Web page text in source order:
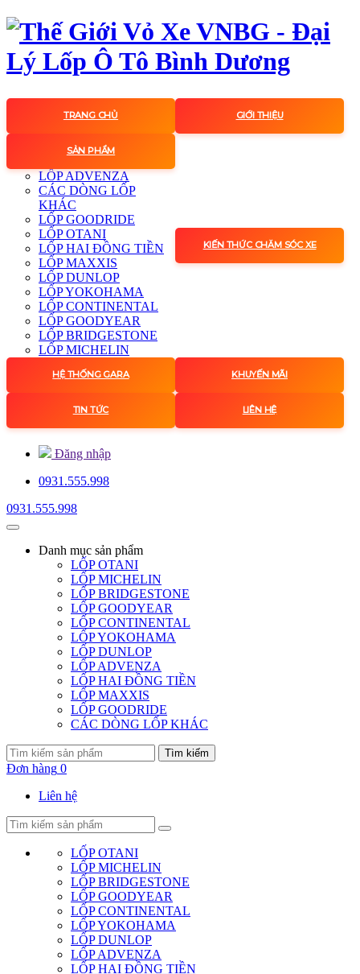
TRANG CHỦ GIỚI THIỆU
SẢN PHẨM
LỐP ADVENZA
CÁC DÒNG LỐP
KHÁC
LỐP GOODRIDE
LỐP OTANI
LỐP HAI ĐỒNG TIỀN
LỐP MAXXIS
LỐP DUNLOP
LỐP YOKOHAMA
LỐP CONTINENTAL
LỐP GOODYEAR
LỐP BRIDGESTONE
LỐP MICHELIN
KIẾN THỨC CHĂM SÓC XE
HỆ THỐNG GARA KHUYẾN MÃI
TIN TỨC LIÊN HỆ
Đăng nhập
0931.555.998
0931.555.998
Danh mục sản phẩm
LỐP OTANI
LỐP MICHELIN
LỐP BRIDGESTONE
LỐP GOODYEAR
LỐP CONTINENTAL
LỐP YOKOHAMA
LỐP DUNLOP
LỐP ADVENZA
LỐP HAI ĐỒNG TIỀN
LỐP MAXXIS
LỐP GOODRIDE
CÁC DÒNG LỐP KHÁC
Tìm kiếm
Đơn hàng 0
Liên hệ
LỐP OTANI
LỐP MICHELIN
LỐP BRIDGESTONE
LỐP GOODYEAR
LỐP CONTINENTAL
LỐP YOKOHAMA
LỐP DUNLOP
LỐP ADVENZA
LỐP HAI ĐỒNG TIỀN